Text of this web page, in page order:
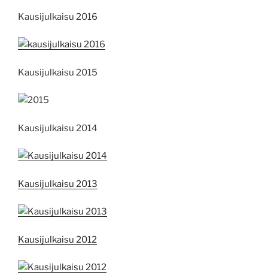
Kausijulkaisu 2016
Kausijulkaisu 2015
Kausijulkaisu 2014
Kausijulkaisu 2013
Kausijulkaisu 2012